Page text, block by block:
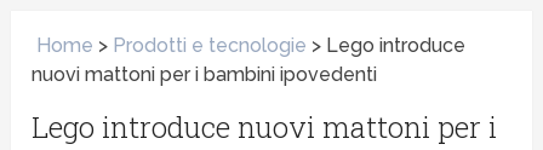
Home > Prodotti e tecnologie > Lego introduce
nuovi mattoni per i bambini ipovedenti
Lego introduce nuovi mattoni per i